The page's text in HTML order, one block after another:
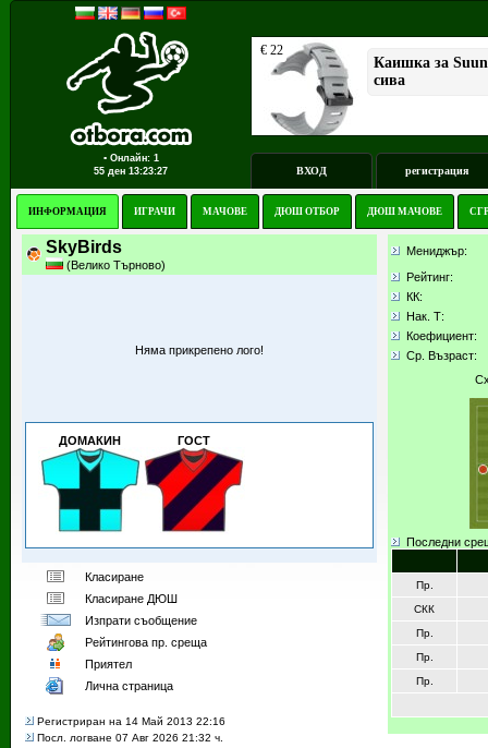
▪ Онлайн: 1
55 ден 13:23:27 ВХОД регистрация
ИНФОРМАЦИЯ ИГРАЧИ МАЧОВЕ ДЮШ ОТБОР ДЮШ МАЧОВЕ
SkyBirds
(Велико Търново)
Няма прикрепено лого!
ДОМАКИН ГОСТ
Класиране
Класиране ДЮШ
Изпрати съобщение
Рейтингoва пр. среща
Приятел
Лична страница
Регистриран на 14 Май 2013 22:16
Посл. логване 07 Авг 2026 21:32 ч.
Мениджър:
Рейтинг:
КК:
Нак. Т:
Коефициент:
Ср. Възраст:
Последни
Пр.
СКК
Пр.
Пр.
Пр.